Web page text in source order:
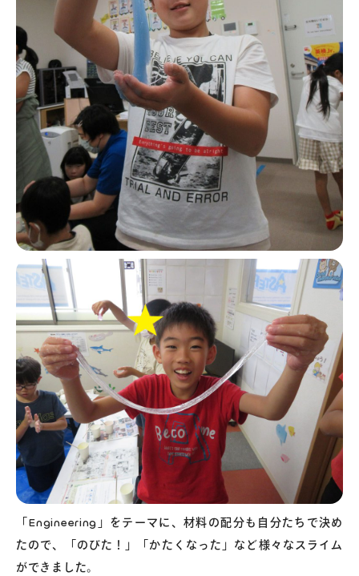
「Engineering」をテーマに、材料の配分も自分たちで決め
たので、「のびた！」「かたくなった」など様々なスライム
ができました。